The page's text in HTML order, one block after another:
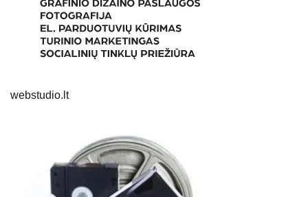
webstudio.lt